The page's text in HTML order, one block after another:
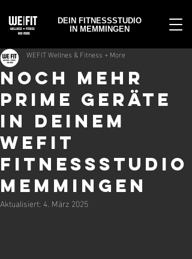
DEIN FITNESSSTUDIO
IN MEMMINGEN
NOCH MEHR
PRIME GERÄTE
IN DEINEM
WEFIT
FITNESSSTUDIO
MEMMINGEN
WEFIT Wellnes & Fitness + More
Aktualisiert: 4. März 2025